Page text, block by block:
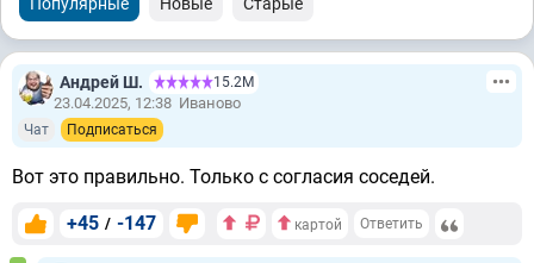
Андрей Ш. 15.2М
23.04.2025, 12:38 Иваново
Чат Подписаться
Вот это правильно. Только с согласия соседей.
+45 / -147 картой Ответить